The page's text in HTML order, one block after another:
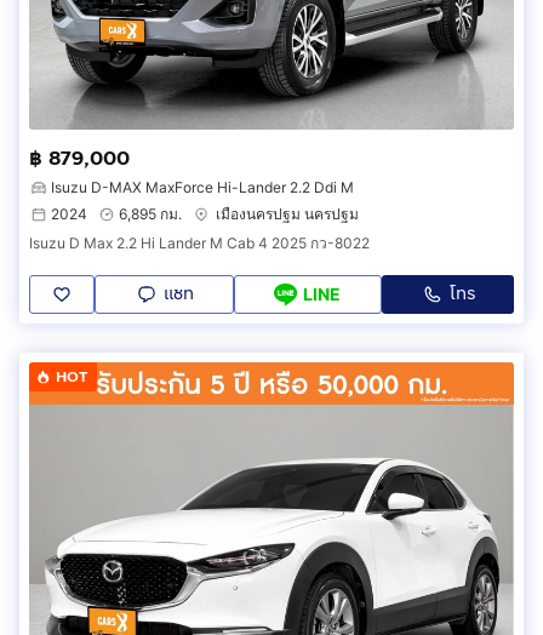
฿ 879,000
Isuzu D-MAX MaxForce Hi-Lander 2.2 Ddi M
2024
6,895 กม.
เมืองนครปฐม นครปฐม
Isuzu D Max 2.2 Hi Lander M Cab 4 2025 กว-8022
แชท LINE โทร
HOT